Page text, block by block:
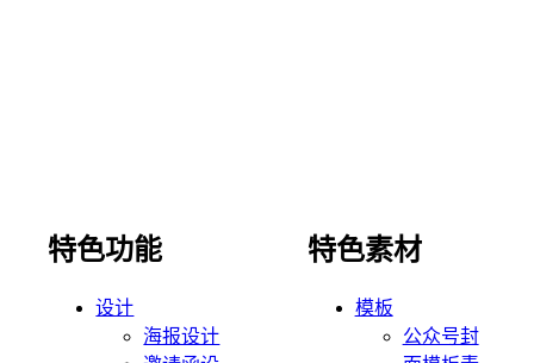
特色功能
设计
海报设计
特色素材
模板
公众号封